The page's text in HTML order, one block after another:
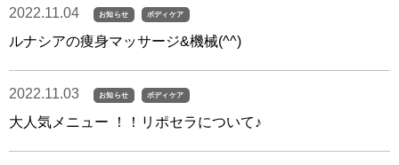
2022.11.04 お知らせ ボディケア
ルナシアの痩身マッサージ&機械(^^)
2022.11.03 お知らせ ボディケア
大人気メニュー ！！リポセラについて♪